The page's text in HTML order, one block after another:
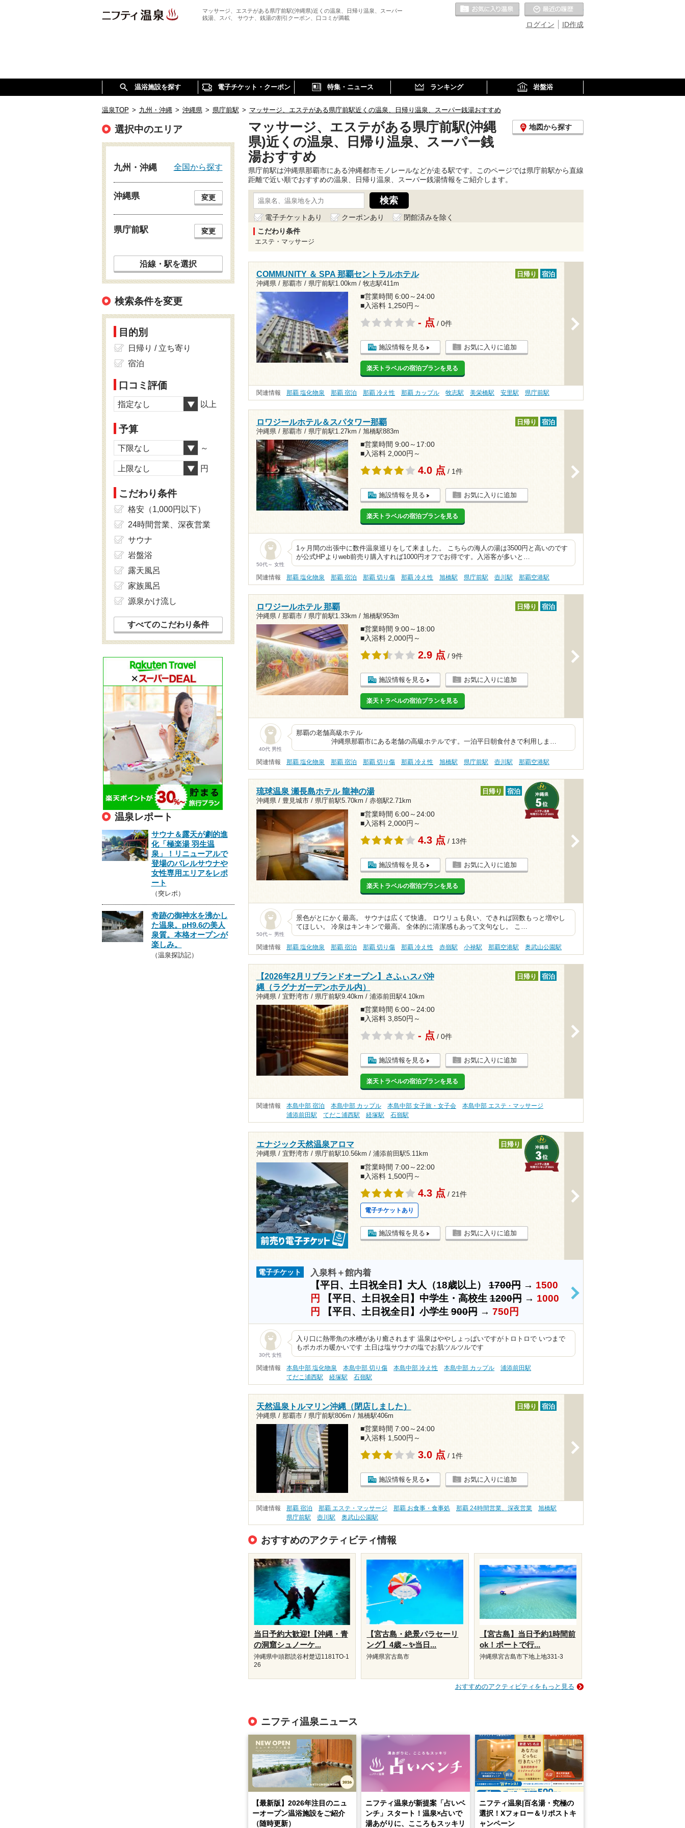
マッサージ、エステがある県庁前駅(沖縄県)近くの温泉、日帰り温泉、スーパー
銭湯、スパ、 サウナ、銭湯の割引クーポン、口コミが満載
ID作成
ログイン
お気に入りの温泉
温浴施設を探す 電子チケット・クーポン 特集・ニュース ランキング 岩盤浴
温泉TOP > 九州・沖縄 > 沖縄県 > 県庁前駅 > マッサージ、エステがある県庁前駅近くの温泉、日帰り温泉、スーパー銭湯おすすめ
マッサージ、エステがある県庁前駅(沖縄
県)近くの温泉、日帰り温泉、スーパー銭
湯おすすめ
地図から探す
県庁前駅は沖縄県那覇市にある沖縄都市モノレールなどが走る駅です。このページでは県庁前駅から直線
距離で近い順でおすすめの温泉、日帰り温泉、スーパー銭湯情報をご紹介します。
電子チケットあり クーポンあり
閉館済みを除く
こだわり条件
エステ・マッサージ
COMMUNITY ＆ SPA 那覇セントラルホテル
沖縄県 / 那覇市 / 県庁前駅1.00km / 牧志駅411m
日帰り 宿泊
■営業時間 6:00～24:00
■入浴料 1,250円～
- 点 / 0件
施設情報を見る お気に入りに追加
楽天トラベルの宿泊プランを見る
関連情報 那覇 塩化物泉 那覇 宿泊 那覇 冷え性 那覇 カップル 牧志駅 美栄橋駅 安里駅 県庁前駅
ロワジールホテル＆スパタワー那覇
沖縄県 / 那覇市 / 県庁前駅1.27km / 旭橋駅883m
日帰り 宿泊
■営業時間 9:00～17:00
■入浴料 2,000円～
4.0 点 / 1件
施設情報を見る お気に入りに追加
楽天トラベルの宿泊プランを見る
50代～ 女性
1ヶ月間の出張中に数件温泉巡りをして来ました。 こちらの海人の湯は3500円と高いのです
が公式HPよりweb前売り購入すれば1000円オフでお得です。入浴客が多いと…
関連情報 那覇 塩化物泉 那覇 宿泊 那覇 切り傷 那覇 冷え性 旭橋駅 県庁前駅 壺川駅 那覇空港駅
ロワジールホテル 那覇
沖縄県 / 那覇市 / 県庁前駅1.33km / 旭橋駅953m
日帰り 宿泊
■営業時間 9:00～18:00
■入浴料 2,000円～
2.9 点 / 9件
施設情報を見る お気に入りに追加
楽天トラベルの宿泊プランを見る
40代 男性
那覇の老舗高級ホテル
沖縄県那覇市にある老舗の高級ホテルです。一泊平日朝食付きで利用しま…
関連情報 那覇 塩化物泉 那覇 宿泊 那覇 切り傷 那覇 冷え性 旭橋駅 県庁前駅 壺川駅 那覇空港駅
琉球温泉 瀬長島ホテル 龍神の湯
沖縄県 / 豊見城市 / 県庁前駅5.70km / 赤嶺駅2.71km
日帰り 宿泊
■営業時間 6:00～24:00
■入浴料 2,000円～
4.3 点 / 13件
施設情報を見る お気に入りに追加
楽天トラベルの宿泊プランを見る
50代～ 男性
景色がとにかく最高。 サウナは広くて快適。 ロウリュも良い、できれば回数もっと増やし
てほしい。 冷泉はキンキンで最高。 全体的に清潔感もあって文句なし。 こ…
関連情報 那覇 塩化物泉 那覇 宿泊 那覇 切り傷 那覇 冷え性 赤嶺駅 小禄駅 那覇空港駅 奥武山公園駅
【2026年2月リブランドオープン】さふぃスパ沖
縄（ラグナガーデンホテル内）
沖縄県 / 宜野湾市 / 県庁前駅9.40km / 浦添前田駅4.10km
日帰り 宿泊
■営業時間 6:00～24:00
■入浴料 3,850円～
- 点 / 0件
施設情報を見る お気に入りに追加
楽天トラベルの宿泊プランを見る
関連情報 本島中部 宿泊 本島中部 カップル 本島中部 女子旅・女子会
本島中部 エステ・マッサージ
浦添前田駅
てだこ浦西駅 経塚駅 石嶺駅
エナジック天然温泉アロマ
沖縄県 / 宜野湾市 / 県庁前駅10.56km / 浦添前田駅5.11km
日帰り
■営業時間 7:00～22:00
■入浴料 1,500円～
4.3 点 / 21件
電子チケットあり
施設情報を見る お気に入りに追加
電子チケット 入泉料＋館内着
【平日、土日祝全日】大人（18歳以上）1700円→ 1500
円
【平日、土日祝全日】中学生・高校生1200円→ 1000
円
【平日、土日祝全日】小学生900円→ 750円
>
30代 女性
入り口に熱帯魚の水槽があり癒されます 温泉はややしょっぱいですがトロトロで いつまで
もポカポカ暖かいです 土日は塩サウナの塩でお肌ツルツルです
関連情報 本島中部 塩化物泉 本島中部 切り傷 本島中部 冷え性 本島中部 カップル
浦添前田駅
てだこ浦西駅
経塚駅 石嶺駅
天然温泉トルマリン沖縄（閉店しました）
沖縄県 / 那覇市 / 県庁前駅806m / 旭橋駅406m
日帰り 宿泊
■営業時間 7:00～24:00
■入浴料 1,500円～
3.0 点 / 1件
施設情報を見る お気に入りに追加
関連情報 那覇 宿泊 那覇 エステ・マッサージ 那覇 お食事・食事処 那覇 24時間営業、深夜営業
旭橋駅
県庁前駅
壺川駅 奥武山公園駅
おすすめのアクティビティ情報
当日予約大歓迎❗【沖縄・青
の洞窟シュノーケ...
沖縄県中頭郡読谷村楚辺1181TO-1
26
【宮古島・絶景パラセーリ
ング】4歳～✨当日...
沖縄県宮古島市
【宮古島】当日予約1時間前
ok！ボートで行...
沖縄県宮古島市下地上地331-3
おすすめのアクティビティをもっと見る
ニフティ温泉ニュース
【最新版】2026年注目のニュ
ーオープン温浴施設をご紹介
（随時更新）
ニフティ温泉が新提案「占いベ
ンチ」スタート！温泉×占いで
湯あがりに、こころもスッキリ
ニフティ温泉|百名湯・究極の
選択！Xフォロー＆リポストキ
ャンペーン
選択中のエリア
九州・沖縄 全国から探す
沖縄県 変更
県庁前駅 変更
沿線・駅を選択
検索条件を変更
目的別
日帰り / 立ち寄り
宿泊
口コミ評価
指定なし 以上
予算
下限なし ～
上限なし 円
こだわり条件
格安（1,000円以下）
24時間営業、深夜営業
サウナ
岩盤浴
露天風呂
家族風呂
源泉かけ流し
すべてのこだわり条件
温泉レポート
サウナ＆露天が劇的進
化「極楽湯 羽生温
泉」！リニューアルで
登場のバレルサウナや
女性専用エリアをレポ
ート
（突レポ）
奇跡の御神水を沸かし
た温泉。pH9.6の美人
泉質。本格オープンが
楽しみ。
（温泉探訪記）